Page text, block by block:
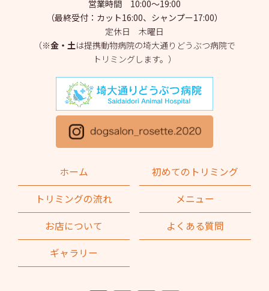
2025年4月
(1)
2025年3月(2)
2025年2月(4)
2025年1月(1)
2024年12月(1)
2024年10月(2)
2024年9月
営業時間 10:00～19:00
（最終受付：カット16:00、シャンプー17:00）
定休日 木曜日
（※金・土は提携動物病院の埼大通りどうぶつ病院で
トリミングします。）
ホーム
初めてのトリミング
トリミングの流れ
メニュー
お店について
よくある質問
ギャラリー